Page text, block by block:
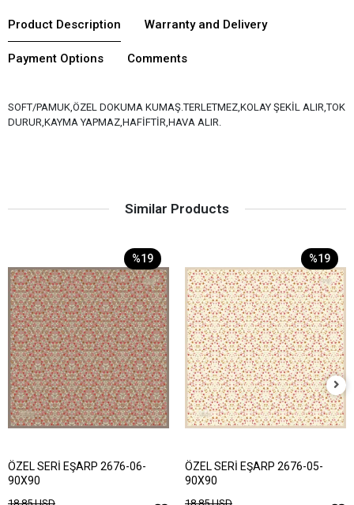
Product Description Warranty and Delivery
Payment Options Comments
SOFT/PAMUK,ÖZEL DOKUMA KUMAŞ.TERLETMEZ,KOLAY ŞEKİL ALIR,TOK
DURUR,KAYMA YAPMAZ,HAFİFTİR,HAVA ALIR.
Similar Products
%19
ÖZEL SERİ EŞARP 2676-06-
90X90
%19
ÖZEL SERİ EŞARP 2676-05-
90X90